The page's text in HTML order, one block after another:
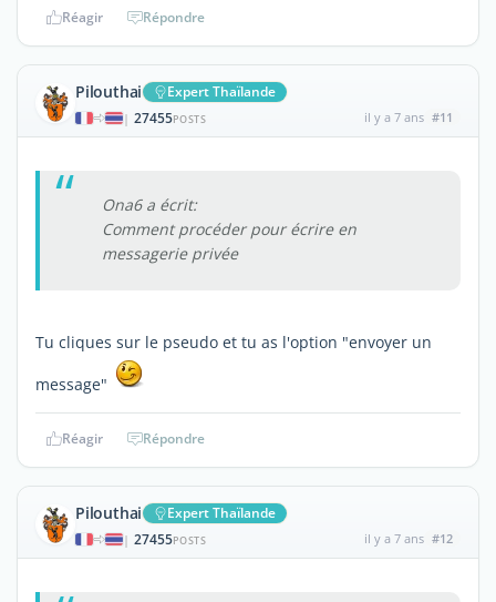
Réagir Répondre
Pilouthai Expert Thaïlande
| 27455POSTS il y a 7 ans #11
Ona6 a écrit:
Comment procéder pour écrire en
messagerie privée
Tu cliques sur le pseudo et tu as l'option "envoyer un
message"
Réagir Répondre
Pilouthai Expert Thaïlande
| 27455POSTS il y a 7 ans #12